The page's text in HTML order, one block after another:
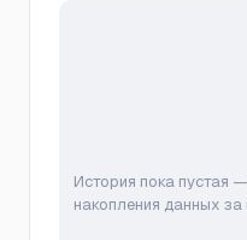
История пока пустая
накопления данных за